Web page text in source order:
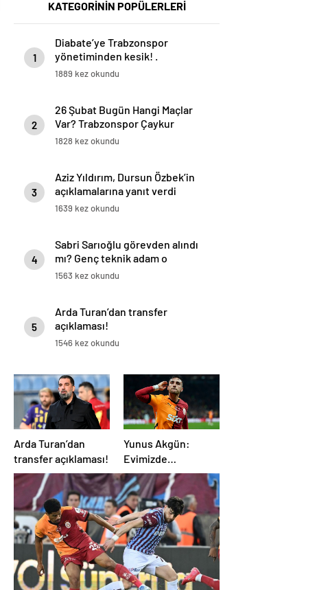
KATEGORİNİN POPÜLERLERİ
1
Diabate’ye Trabzonspor
yönetiminden kesik! .
1889 kez okundu
2
26 Şubat Bugün Hangi Maçlar
Var? Trabzonspor Çaykur
Rizespor Maçı Hangi Kanalda?
1828 kez okundu
3
Aziz Yıldırım, Dursun Özbek’in
açıklamalarına yanıt verdi
1639 kez okundu
4
Sabri Sarıoğlu görevden alındı
mı? Genç teknik adam o
iddialara yanıt verdi
1563 kez okundu
5
Arda Turan’dan transfer
açıklaması!
1546 kez okundu
Arda Turan’dan
transfer açıklaması!
Yunus Akgün:
Evimizde
şampiyonluğu
istiyoruz!